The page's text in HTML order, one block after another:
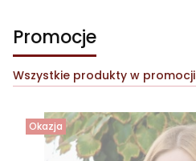
Promocje
Wszystkie produkty w promocji
Okazja